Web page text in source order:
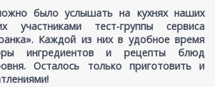
было услышать на кухнях наших
участниками тест-группы сервиса
Каждой из них в удобное время
ингредиентов и рецепты блюд
Осталось только приготовить и